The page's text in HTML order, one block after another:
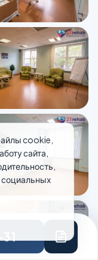
cookie,
сайта,
социальных